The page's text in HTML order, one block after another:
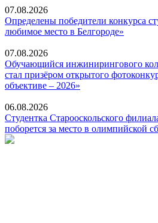
07.08.2026
Определены победители конкурса
любимое место в Белгороде»
07.08.2026
Обучающийся инжинирингового
стал призёром открытого
объективе – 2026»
06.08.2026
Студентка Старооскольского
поборется за место в олимпийской